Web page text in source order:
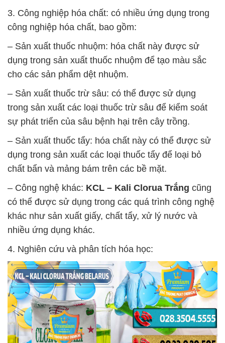
3. Công nghiệp hóa chất: có nhiều ứng dụng trong
công nghiệp hóa chất, bao gồm:
– Sản xuất thuốc nhuộm: hóa chất này được sử
dụng trong sản xuất thuốc nhuộm để tạo màu sắc
cho các sản phẩm dệt nhuộm.
– Sản xuất thuốc trừ sâu: có thể được sử dụng
trong sản xuất các loại thuốc trừ sâu để kiểm soát
sự phát triển của sâu bệnh hại trên cây trồng.
– Sản xuất thuốc tẩy: hóa chất này có thể được sử
dụng trong sản xuất các loại thuốc tẩy để loại bỏ
chất bẩn và mảng bám trên các bề mặt.
– Công nghệ khác: KCL – Kali Clorua Trắng cũng
có thể được sử dụng trong các quá trình công nghệ
khác như sản xuất giấy, chất tẩy, xử lý nước và
nhiều ứng dụng khác.
4. Nghiên cứu và phân tích hóa học: